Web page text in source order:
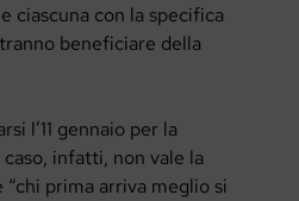
ciascuna con la specifica
beneficiare della
l’11 gennaio per la
infatti, non vale la
“chi prima arriva meglio si